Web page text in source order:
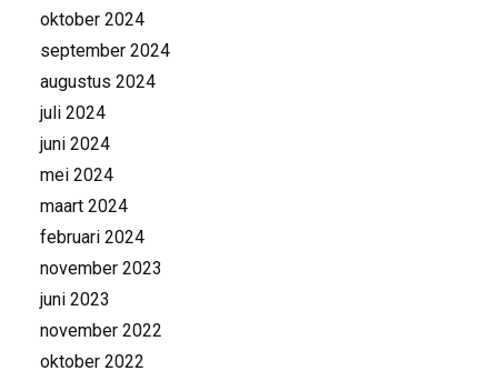
oktober 2024
september 2024
augustus 2024
juli 2024
juni 2024
mei 2024
maart 2024
februari 2024
november 2023
juni 2023
november 2022
oktober 2022